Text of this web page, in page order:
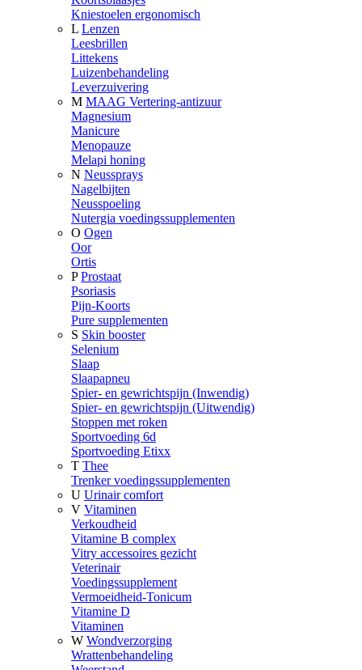
Kniestoelen ergonomisch
L Lenzen
Leesbrillen
Littekens
Luizenbehandeling
Leverzuivering
M MAAG Vertering-antizuur
Magnesium
Manicure
Menopauze
Melapi honing
N Neussprays
Nagelbijten
Neusspoeling
Nutergia voedingssupplementen
O Ogen
Oor
Ortis
P Prostaat
Psoriasis
Pijn-Koorts
Pure supplementen
S Skin booster
Selenium
Slaap
Slaapapneu
Spier- en gewrichtspijn (Inwendig)
Spier- en gewrichtspijn (Uitwendig)
Stoppen met roken
Sportvoeding 6d
Sportvoeding Etixx
T Thee
Trenker voedingssupplementen
U Urinair comfort
V Vitaminen
Verkoudheid
Vitamine B complex
Vitry accessoires gezicht
Veterinair
Voedingssupplement
Vermoeidheid-Tonicum
Vitamine D
Vitaminen
W Wondverzorging
Wrattenbehandeling